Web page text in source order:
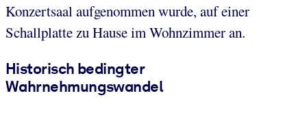
Konzertsaal aufgenommen wurde, auf einer
Schallplatte zu Hause im Wohnzimmer an.
Historisch bedingter
Wahrnehmungswandel